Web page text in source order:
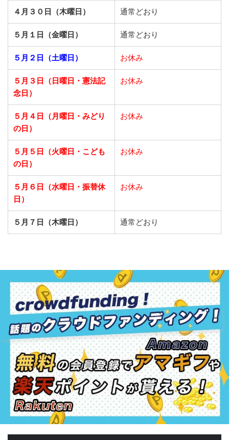
４月３０日（木曜日） 通常どおり
５月１日（金曜日） 通常どおり
５月２日（土曜日） お休み
５月３日（日曜日・憲法記
念日）
お休み
５月４日（月曜日・みどり
の日）
お休み
５月５日（火曜日・こども
の日）
お休み
５月６日（水曜日・振替休
日）
お休み
５月７日（木曜日） 通常どおり